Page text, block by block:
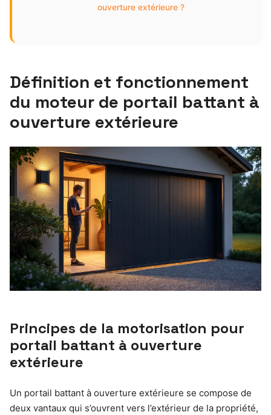
ouverture extérieure ?
Définition et fonctionnement
du moteur de portail battant à
ouverture extérieure
Principes de la motorisation pour
portail battant à ouverture
extérieure
Un portail battant à ouverture extérieure se compose de
deux vantaux qui s’ouvrent vers l’extérieur de la propriété,